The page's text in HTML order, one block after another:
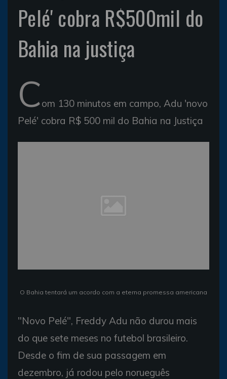
Pelé' cobra R$500mil do
Bahia na justiça
Com 130 minutos em campo, Adu 'novo
Pelé' cobra R$ 500 mil do Bahia na Justiça
O Bahia tentará um acordo com a eterna promessa americana
"Novo Pelé", Freddy Adu não durou mais
do que sete meses no futebol brasileiro.
Desde o fim de sua passagem em
dezembro, já rodou pelo norueguês